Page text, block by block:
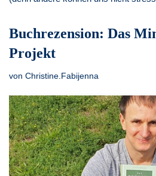
Buchrezension: Das
Projekt
von Christine.Fabijenna